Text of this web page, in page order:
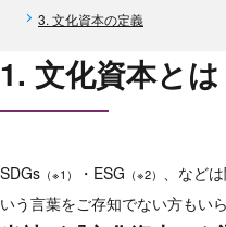
3. 文化資本の定義
1. 文化資本とは
SDGs （※1） ・ESG （※2） 、など
いう言葉をご存知でない方もい